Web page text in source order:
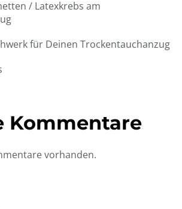
/ Latexkrebs am
für Deinen Trockentauchanzug
Kommentare
vorhanden.